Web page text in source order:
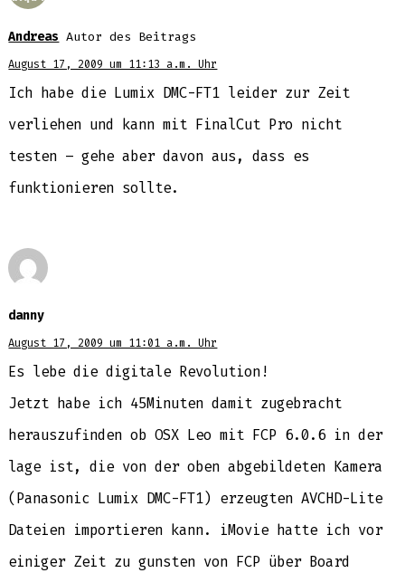
Andreas Autor des Beitrags
August 17, 2009 um 11:13 a.m. Uhr
Ich habe die Lumix DMC-FT1 leider zur Zeit
verliehen und kann mit FinalCut Pro nicht
testen – gehe aber davon aus, dass es
funktionieren sollte.
danny
August 17, 2009 um 11:01 a.m. Uhr
Es lebe die digitale Revolution!
Jetzt habe ich 45Minuten damit zugebracht
herauszufinden ob OSX Leo mit FCP 6.0.6 in der
lage ist, die von der oben abgebildeten Kamera
(Panasonic Lumix DMC-FT1) erzeugten AVCHD-Lite
Dateien importieren kann. iMovie hatte ich vor
einiger Zeit zu gunsten von FCP über Board